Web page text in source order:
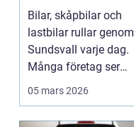
Bilar, skåpbilar och
lastbilar rullar genom
Sundsvall varje dag.
Många företag ser
fortfarande fordo...
05 mars 2026